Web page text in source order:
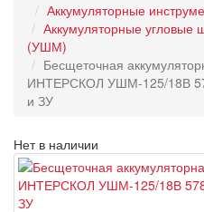
Аккумуляторные
Аккумуляторные
(УШМ)
Бесщеточная
ИНТЕРСКОЛ УШМ-125/18В
и ЗУ
Нет в наличии